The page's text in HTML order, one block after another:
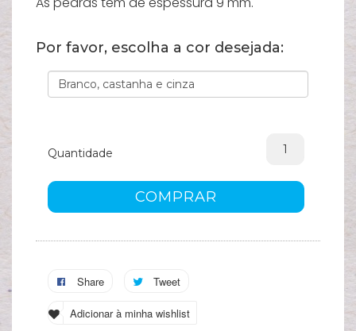
Por favor, escolha a cor desejada:
Quantidade
COMPRAR
Share Tweet
Adicionar à minha wishlist